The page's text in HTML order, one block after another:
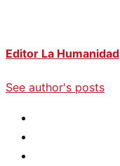
Editor La Humanidad
See author's posts